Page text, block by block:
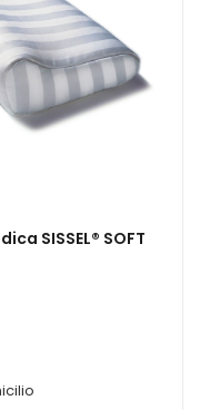
SISSEL® SOFT